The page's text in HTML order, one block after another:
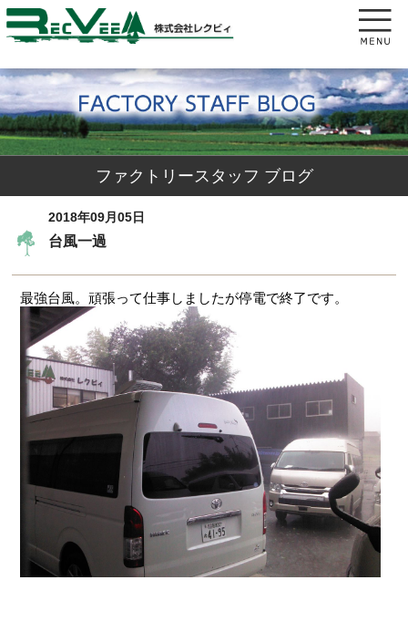
ファクトリースタッフ ブログ
2018年09月05日
台風一過
最強台風。頑張って仕事しましたが停電で終了です。